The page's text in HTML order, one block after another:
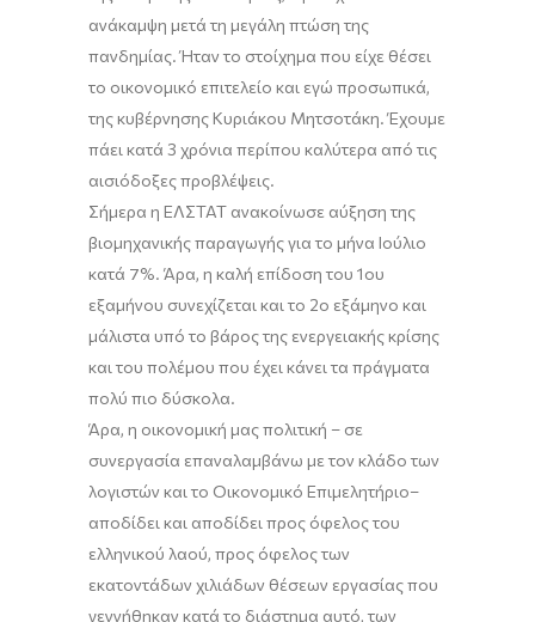
ανάκαμψη μετά τη μεγάλη πτώση της
πανδημίας. Ήταν το στοίχημα που είχε θέσει
το οικονομικό επιτελείο και εγώ προσωπικά,
της κυβέρνησης Κυριάκου Μητσοτάκη. Έχουμε
πάει κατά 3 χρόνια περίπου καλύτερα από τις
αισιόδοξες προβλέψεις.
Σήμερα η ΕΛΣΤΑΤ ανακοίνωσε αύξηση της
βιομηχανικής παραγωγής για το μήνα Ιούλιο
κατά 7%. Άρα, η καλή επίδοση του 1ου
εξαμήνου συνεχίζεται και το 2ο εξάμηνο και
μάλιστα υπό το βάρος της ενεργειακής κρίσης
και του πολέμου που έχει κάνει τα πράγματα
πολύ πιο δύσκολα.
Άρα, η οικονομική μας πολιτική – σε
συνεργασία επαναλαμβάνω με τον κλάδο των
λογιστών και το Οικονομικό Επιμελητήριο–
αποδίδει και αποδίδει προς όφελος του
ελληνικού λαού, προς όφελος των
εκατοντάδων χιλιάδων θέσεων εργασίας που
γεννήθηκαν κατά το διάστημα αυτό, των